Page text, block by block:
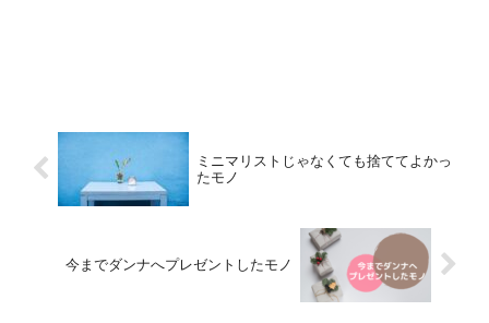
ミニマリストじゃなくても捨ててよかっ
たモノ
今までダンナへプレゼントしたモノ